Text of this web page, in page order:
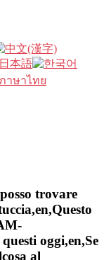
trovare
oggi,en,Se
al